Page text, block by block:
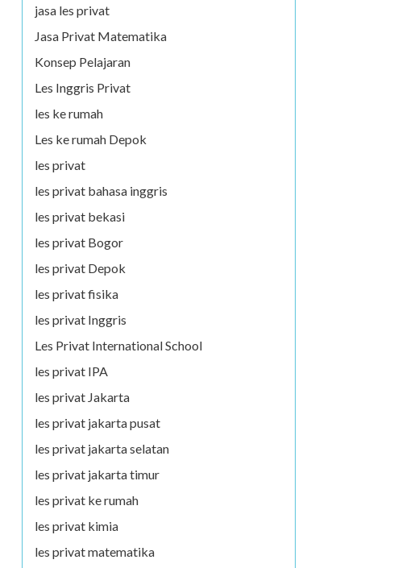
jasa les privat
Jasa Privat Matematika
Konsep Pelajaran
Les Inggris Privat
les ke rumah
Les ke rumah Depok
les privat
les privat bahasa inggris
les privat bekasi
les privat Bogor
les privat Depok
les privat fisika
les privat Inggris
Les Privat International School
les privat IPA
les privat Jakarta
les privat jakarta pusat
les privat jakarta selatan
les privat jakarta timur
les privat ke rumah
les privat kimia
les privat matematika